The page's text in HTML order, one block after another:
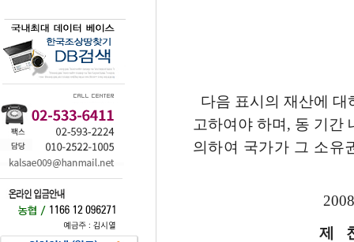
다음 표시의 재산에 대
고하여야 하며, 동 기간
의하여 국가가 그 소유
2008년 5
제